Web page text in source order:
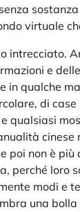
virtuale
intrecciato.
e
in qualche
di
qualsiasi
poi non è
perché loro
modi e
una